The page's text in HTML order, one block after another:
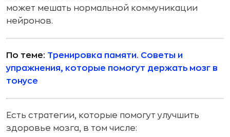
может мешать нормальной коммуникации
нейронов.
По теме: Тренировка памяти. Советы и
упражнения, которые помогут держать мозг в
тонусе
Есть стратегии, которые помогут улучшить
здоровье мозга, в том числе: